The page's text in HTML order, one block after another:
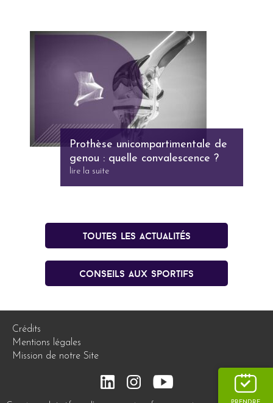
Prothèse unicompartimentale de
genou : quelle convalescence ?
lire la suite
Toutes les actualités
conseils aux sportifs
Crédits
Mentions légales
Mission de notre Site